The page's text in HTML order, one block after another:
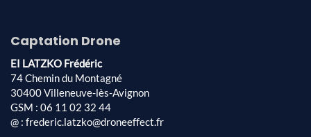
Captation Drone
EI LATZKO Frédéric
74 Chemin du Montagné
30400 Villeneuve-lès-Avignon
GSM : 06 11 02 32 44
@ : frederic.latzko@droneeffect.fr